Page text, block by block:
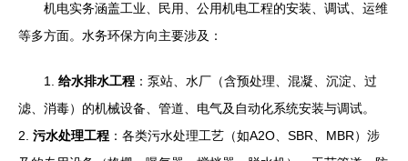
机电实务涵盖工业、民用、公用机电工程的安装、调试、运维
等多方面。水务环保方向主要涉及：
1. 给水排水工程 ：泵站、水厂（含预处理、混凝、沉淀、过
滤、消毒）的机械设备、管道、电气及自动化系统安装与调试。
2. 污水处理工程 ：各类污水处理工艺（如A2O、SBR、MBR）涉